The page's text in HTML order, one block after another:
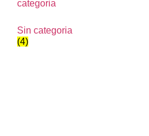
Sin categoria
(4)